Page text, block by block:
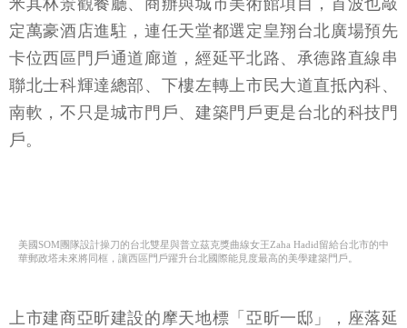
米其林景觀餐廳、商辦與城市美術館項目，首波也敲
定萬豪酒店進駐，連任天堂都選定皇翔台北廣場預先
卡位西區門戶通道廊道，經延平北路、承德路直線串
聯北士科輝達總部、下樓左轉上市民大道直抵內科、
南軟，不只是城市門戶、建築門戶更是台北的科技門
戶。
美國SOM團隊設計操刀的台北雙星與普立茲克獎曲線女王Zaha Hadid留給台北市的中
華郵政塔未來將同框，讓西區門戶躍升台北國際能見度最高的美學建築門戶。
上市建商亞昕建設的摩天地標「亞昕一邸」，座落延